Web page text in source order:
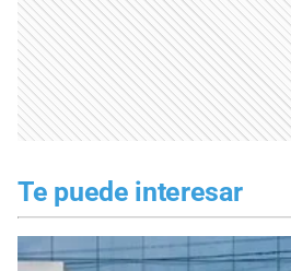
Te puede interesar